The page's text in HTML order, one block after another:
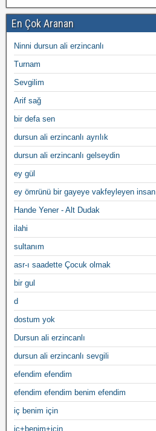
En Çok Aranan
Ninni dursun ali erzincanlı
Turnam
Sevgilim
Arif sağ
bir defa sen
dursun ali erzincanlı ayrılık
dursun ali erzincanlı gelseydin
ey gül
ey ömrünü bir gayeye vakfeyleyen insan
Hande Yener - Alt Dudak
ilahi
sultanım
asr-ı saadette Çocuk olmak
bir gul
d
dostum yok
Dursun ali erzincanlı
dursun ali erzincanlı sevgili
efendim efendim
efendim efendim benim efendim
iç benim için
iç+benim+için